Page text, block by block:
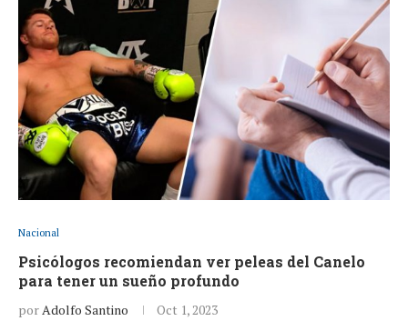
Nacional
Psicólogos recomiendan ver peleas del Canelo
para tener un sueño profundo
porAdolfo Santino Oct 1, 2023